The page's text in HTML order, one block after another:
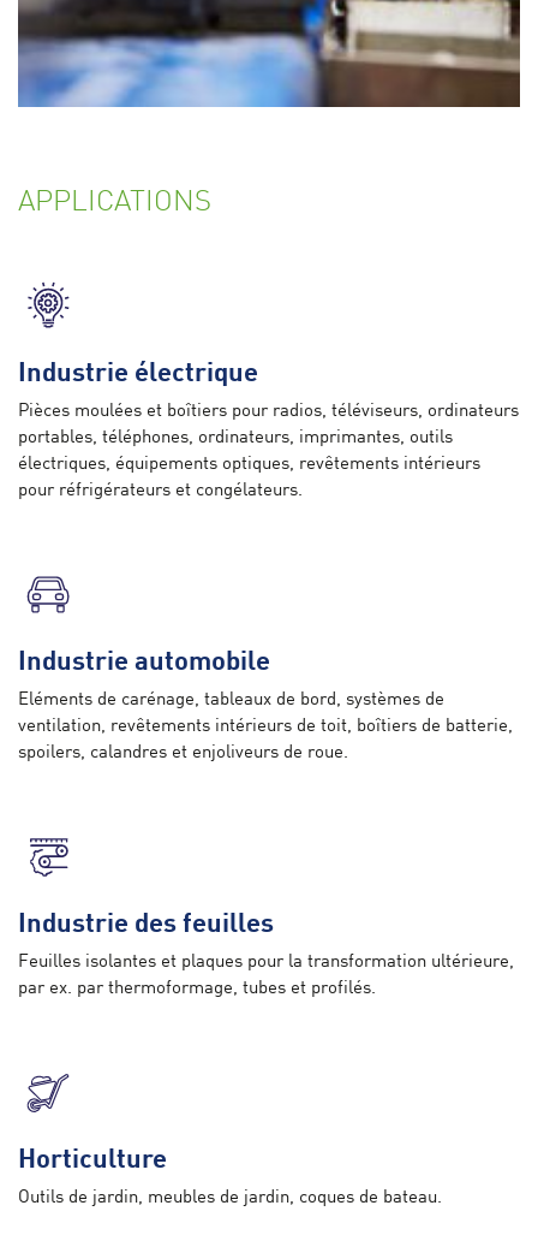
APPLICATIONS
Industrie électrique
Pièces moulées et boîtiers pour radios, téléviseurs, ordinateurs
portables, téléphones, ordinateurs, imprimantes, outils
électriques, équipements optiques, revêtements intérieurs
pour réfrigérateurs et congélateurs.
Industrie automobile
Eléments de carénage, tableaux de bord, systèmes de
ventilation, revêtements intérieurs de toit, boîtiers de batterie,
spoilers, calandres et enjoliveurs de roue.
Industrie des feuilles
Feuilles isolantes et plaques pour la transformation ultérieure,
par ex. par thermoformage, tubes et profilés.
Horticulture
Outils de jardin, meubles de jardin, coques de bateau.